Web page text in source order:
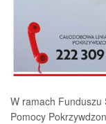
W ramach Funduszu
Pomocy